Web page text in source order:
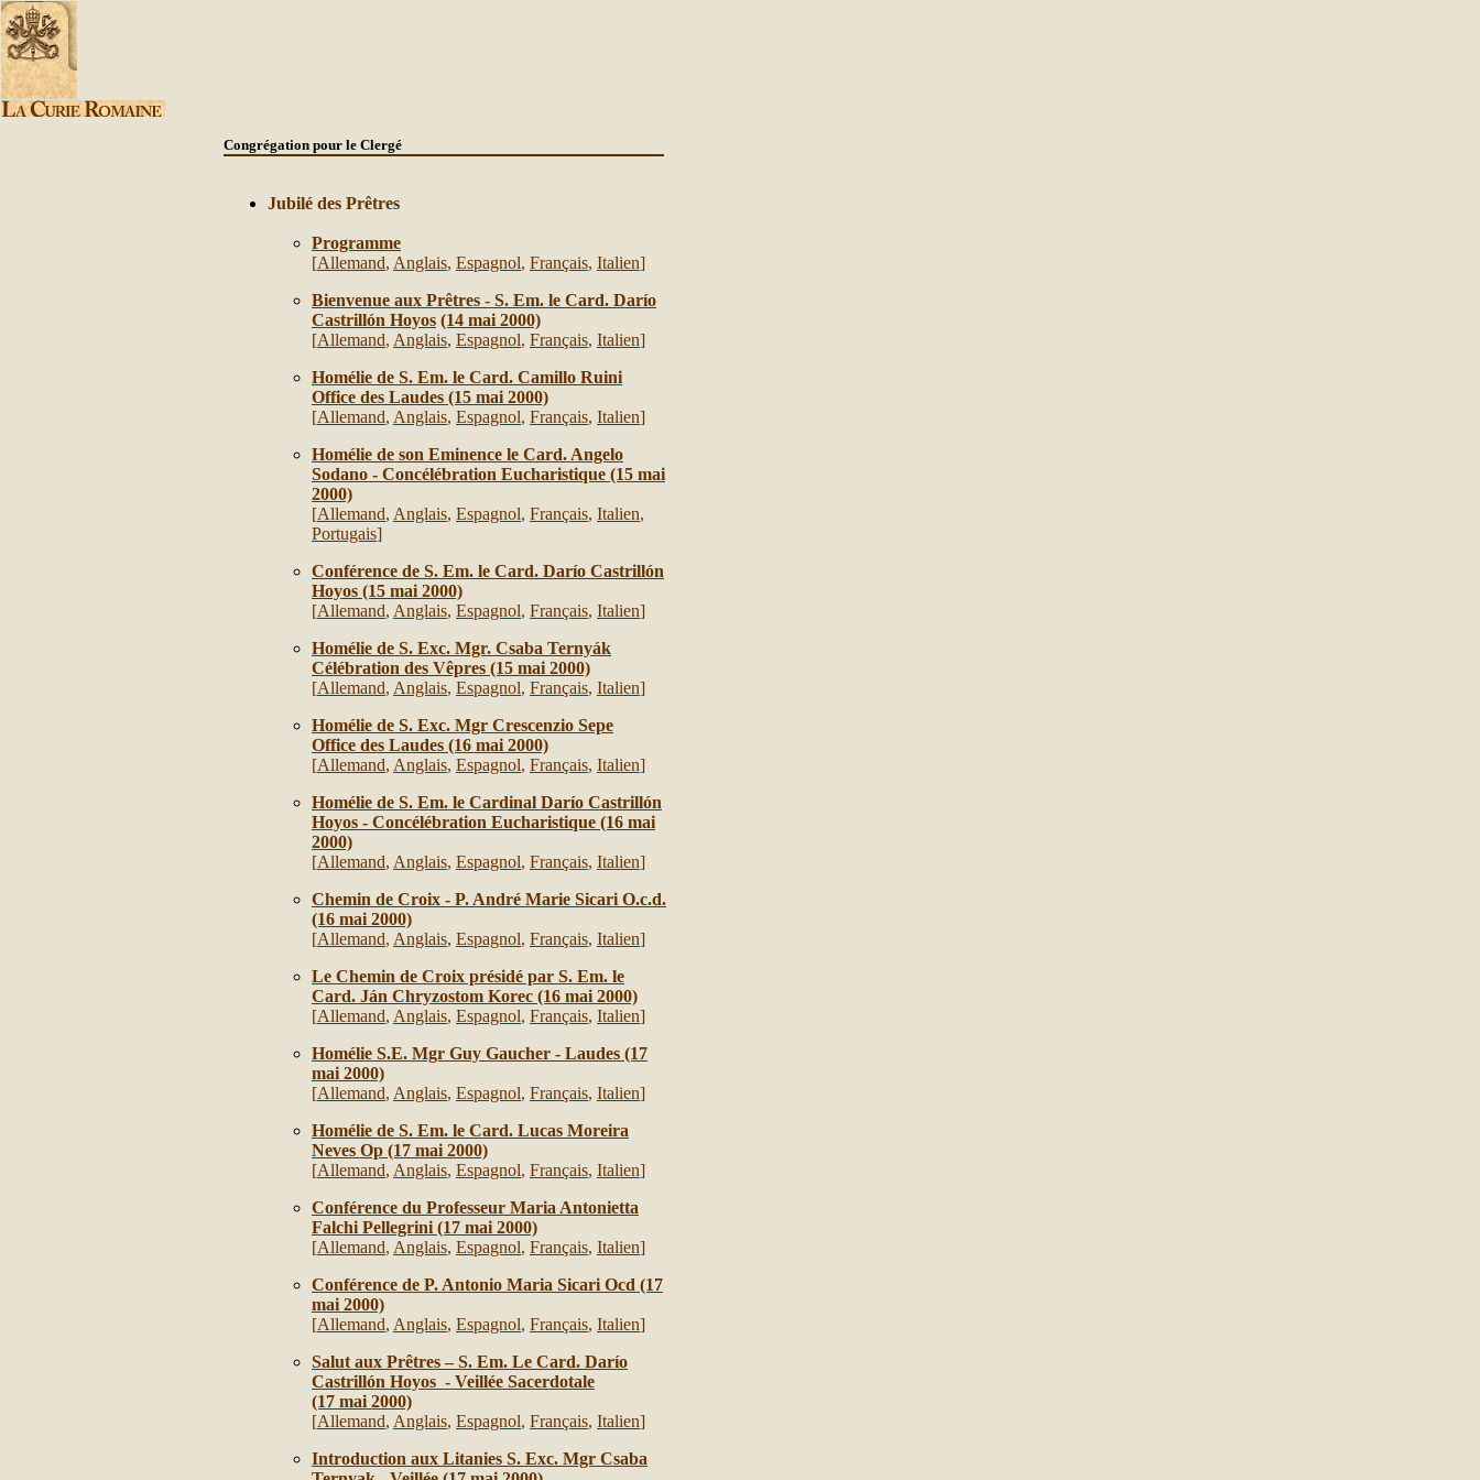
Congrégation pour le Clergé
Jubilé des Prêtres
Programme
[Allemand, Anglais, Espagnol, Français, Italien]
Bienvenue aux Prêtres - S. Em. le Card. Darío
Castrillón Hoyos (14 mai 2000)
[Allemand, Anglais, Espagnol, Français, Italien]
Homélie de S. Em. le Card. Camillo Ruini
Office des Laudes (15 mai 2000)
[Allemand, Anglais, Espagnol, Français, Italien]
Homélie de son Eminence le Card. Angelo
Sodano - Concélébration Eucharistique (15 mai
2000)
[Allemand, Anglais, Espagnol, Français, Italien,
Portugais]
Conférence de S. Em. le Card. Darío Castrillón
Hoyos (15 mai 2000)
[Allemand, Anglais, Espagnol, Français, Italien]
Homélie de S. Exc. Mgr. Csaba Ternyák
Célébration des Vêpres (15 mai 2000)
[Allemand, Anglais, Espagnol, Français, Italien]
Homélie de S. Exc. Mgr Crescenzio Sepe
Office des Laudes (16 mai 2000)
[Allemand, Anglais, Espagnol, Français, Italien]
Homélie de S. Em. le Cardinal Darío Castrillón
Hoyos - Concélébration Eucharistique (16 mai
2000)
[Allemand, Anglais, Espagnol, Français, Italien]
Chemin de Croix - P. André Marie Sicari O.c.d.
(16 mai 2000)
[Allemand, Anglais, Espagnol, Français, Italien]
Le Chemin de Croix présidé par S. Em. le
Card. Ján Chryzostom Korec (16 mai 2000)
[Allemand, Anglais, Espagnol, Français, Italien]
Homélie S.E. Mgr Guy Gaucher - Laudes (17
mai 2000)
[Allemand, Anglais, Espagnol, Français, Italien]
Homélie de S. Em. le Card. Lucas Moreira
Neves Op (17 mai 2000)
[Allemand, Anglais, Espagnol, Français, Italien]
Conférence du Professeur Maria Antonietta
Falchi Pellegrini (17 mai 2000)
[Allemand, Anglais, Espagnol, Français, Italien]
Conférence de P. Antonio Maria Sicari Ocd (17
mai 2000)
[Allemand, Anglais, Espagnol, Français, Italien]
Salut aux Prêtres – S. Em. Le Card. Darío
Castrillón Hoyos - Veillée Sacerdotale
(17 mai 2000)
[Allemand, Anglais, Espagnol, Français, Italien]
Introduction aux Litanies S. Exc. Mgr Csaba